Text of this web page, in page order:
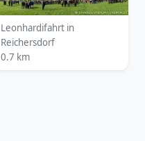
Leonhardifahrt in
Reichersdorf
0.7 km